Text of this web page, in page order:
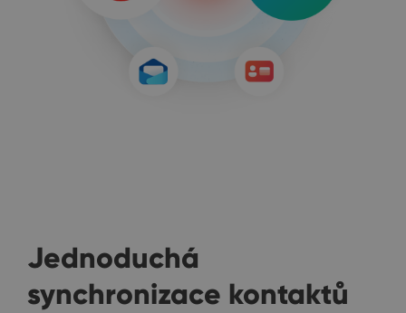
Jednoduchá
synchronizace kontaktů